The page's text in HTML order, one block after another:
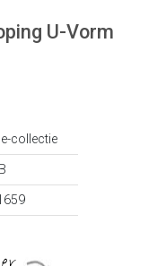
U-Vorm
collectie